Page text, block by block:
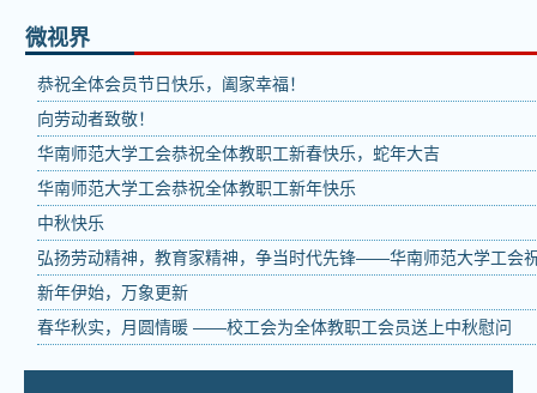
微视界
恭祝全体会员节日快乐，阖家幸福！
向劳动者致敬！
华南师范大学工会恭祝全体教职工新春快乐，蛇年大吉
华南师范大学工会恭祝全体教职工新年快乐
中秋快乐
弘扬劳动精神，教育家精神，争当时代先锋——华南师范大学工会
新年伊始，万象更新
春华秋实，月圆情暖 ——校工会为全体教职工会员送上中秋慰问